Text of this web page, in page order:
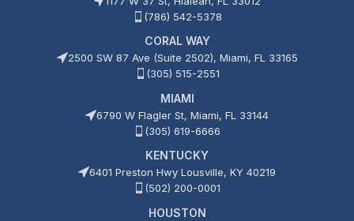
(786) 542-5378
CORAL WAY
2500 SW 87 Ave (Suite 2502), Miami, FL 33165
(305) 515-2551
MIAMI
6790 W Flagler St, Miami, FL 33144
(305) 619-6666
KENTUCKY
6401 Preston Hwy Lousville, KY 40219
(502) 200-0001
HOUSTON